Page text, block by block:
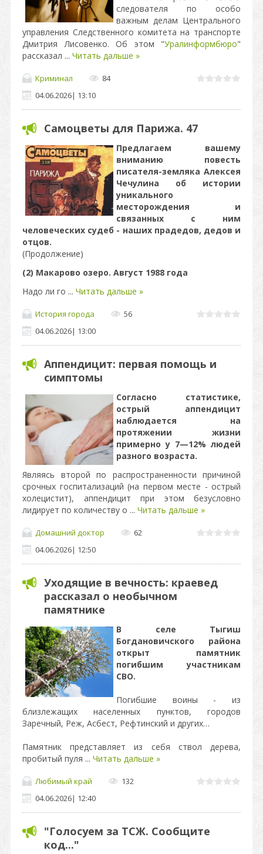
следователя по особо
важным делам Центрального
управления Следственного комитета на транспорте
Дмитрия Лисовенко. Об этом "Уралинформбюро"
рассказал ... Читать дальше »
Криминал
84
04.06.2026| 13:10
Самоцветы для Парижа. 47
Предлагаем вашему
вниманию повесть
писателя-земляка Алексея
Чечулина об истории
уникального
месторождения и
связанных с ним
человеческих судеб - наших прадедов, дедов и
отцов.
(Продолжение)
(2) Макарово озеро. Август 1988 года
Надо ли го ... Читать дальше »
История города
56
04.06.2026| 13:00
Аппендицит: первая помощь и
симптомы
Согласно статистике,
острый аппендицит
наблюдается на
протяжении жизни
примерно у 7—12% людей
разного возраста.
Являясь второй по распространенности причиной
срочных госпитализаций (на первом месте - острый
холецистит), аппендицит при этом безусловно
лидирует по количеству о ... Читать дальше »
Домашний доктор
62
04.06.2026| 12:50
Уходящие в вечность: краевед
рассказал о необычном
памятнике
В селе Тыгиш
Богдановичского района
открыт памятник
погибшим участникам
СВО.
Погибшие воины - из
близлежащих населенных пунктов, городов
Заречный, Реж, Асбест, Рефтинский и других…
Памятник представляет из себя ствол дерева,
пробитый пуля ... Читать дальше »
Любимый край
132
04.06.2026| 12:40
"Голосуем за ТСЖ. Сообщите
код..."